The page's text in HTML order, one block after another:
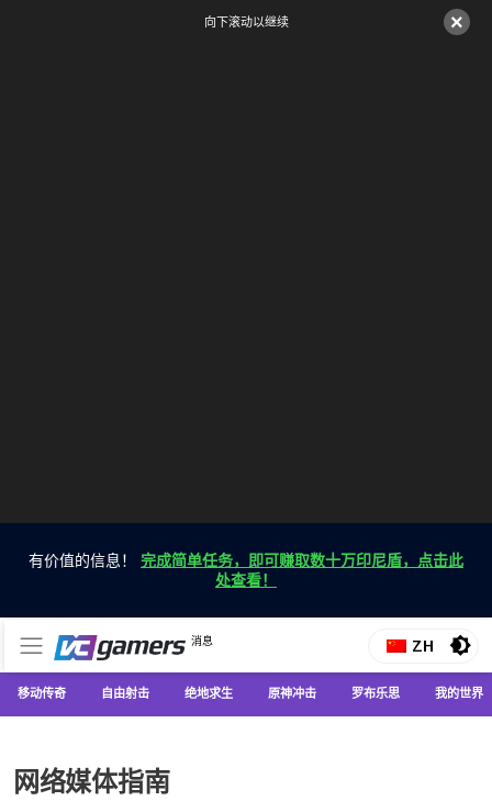
×
向下滚动以继续
content
有价值的信息！ 完成简单任务，即可赚取数十万印尼盾，点击此
处查看！
VC游戏新闻
消息
仅在 VCGamers 获取最新的游戏新闻
ZH
移动传奇 自由射击 绝地求生 原神冲击 罗布乐思 我的世界
网络媒体指南